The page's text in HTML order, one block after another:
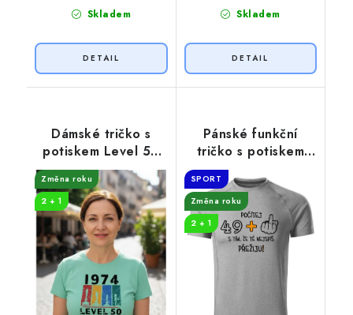
Skladem Skladem
Dámské tričko s
potiskem Level 50
unlocked
Změna roku
2 + 1
Pánské funkční
tričko s potiskem
SPORT
Změna roku
2 + 1